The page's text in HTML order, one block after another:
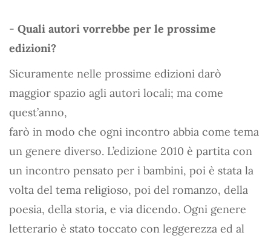
- Quali autori vorrebbe per le prossime
edizioni?
Sicuramente nelle prossime edizioni darò
maggior spazio agli autori locali; ma come
quest’anno,
farò in modo che ogni incontro abbia come tema
un genere diverso. L’edizione 2010 è partita con
un incontro pensato per i bambini, poi è stata la
volta del tema religioso, poi del romanzo, della
poesia, della storia, e via dicendo. Ogni genere
letterario è stato toccato con leggerezza ed al